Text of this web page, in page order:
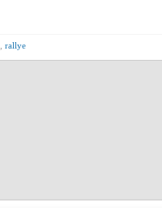
rallye